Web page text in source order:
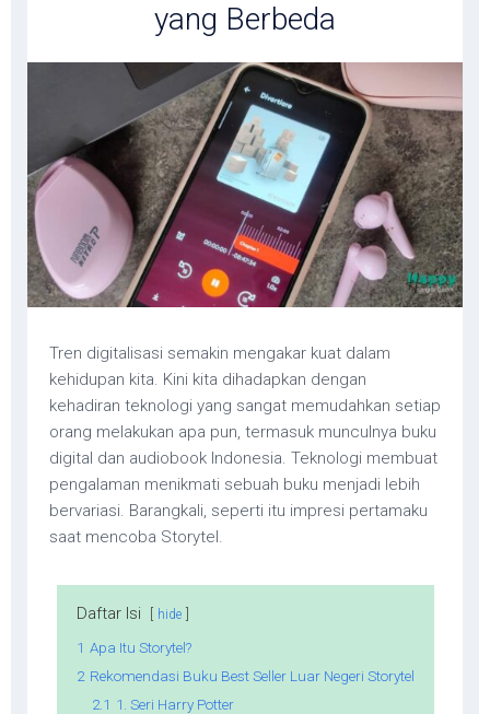
yang Berbeda
Tren digitalisasi semakin mengakar kuat dalam
kehidupan kita. Kini kita dihadapkan dengan
kehadiran teknologi yang sangat memudahkan setiap
orang melakukan apa pun, termasuk munculnya buku
digital dan audiobook Indonesia. Teknologi membuat
pengalaman menikmati sebuah buku menjadi lebih
bervariasi. Barangkali, seperti itu impresi pertamaku
saat mencoba Storytel.
Daftar Isi hide
1 Apa Itu Storytel?
2 Rekomendasi Buku Best Seller Luar Negeri Storytel
2.1 1. Seri Harry Potter